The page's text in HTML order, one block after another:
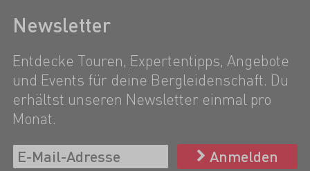
Newsletter
Entdecke Touren, Expertentipps, Angebote
und Events für deine Bergleidenschaft. Du
erhältst unseren Newsletter einmal pro
Monat.
Anmelden